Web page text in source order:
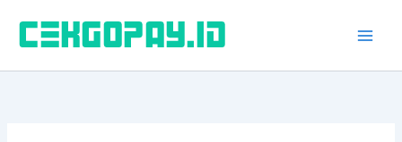
konten